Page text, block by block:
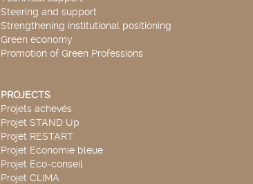
Steering and support
Strengthening institutional positioning
Green economy
Promotion of Green Professions
PROJECTS
Projets achevés
Projet STAND Up
Projet RESTART
Projet Economie bleue
Projet Eco-conseil
Projet CLIMA